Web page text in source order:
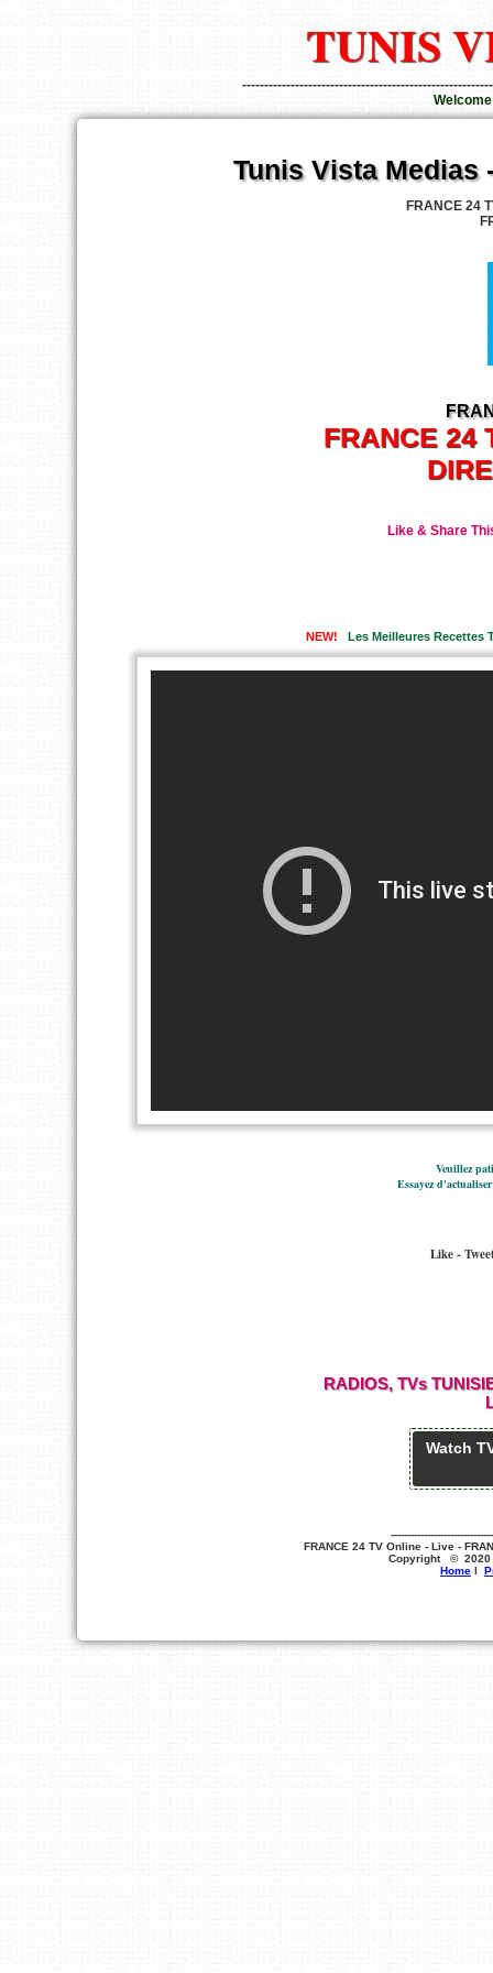
TUNIS
Tunis Vista Medias
FRANCE 24
FRANCE 24
Like & Share
NEW! Les Meilleures Recettes
Veuillez
Essayez
Like -
RADIOS, TVs
Watch
FRANCE 24 TV Online - Live -
Copyright ©
Home l